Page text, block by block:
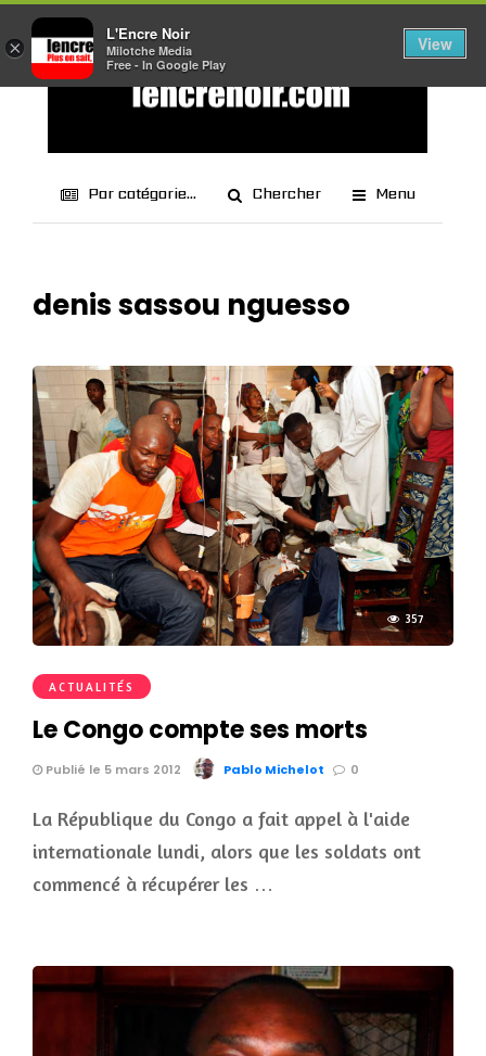
Par catégorie... Chercher Menu
denis sassou nguesso
357
ACTUALITÉS
Le Congo compte ses morts
Publié le 5 mars 2012 Pablo Michelot 0
La République du Congo a fait appel à l'aide
internationale lundi, alors que les soldats ont
commencé à récupérer les …
×
L'Encre Noir
Milotche Media
Free - In Google Play
View